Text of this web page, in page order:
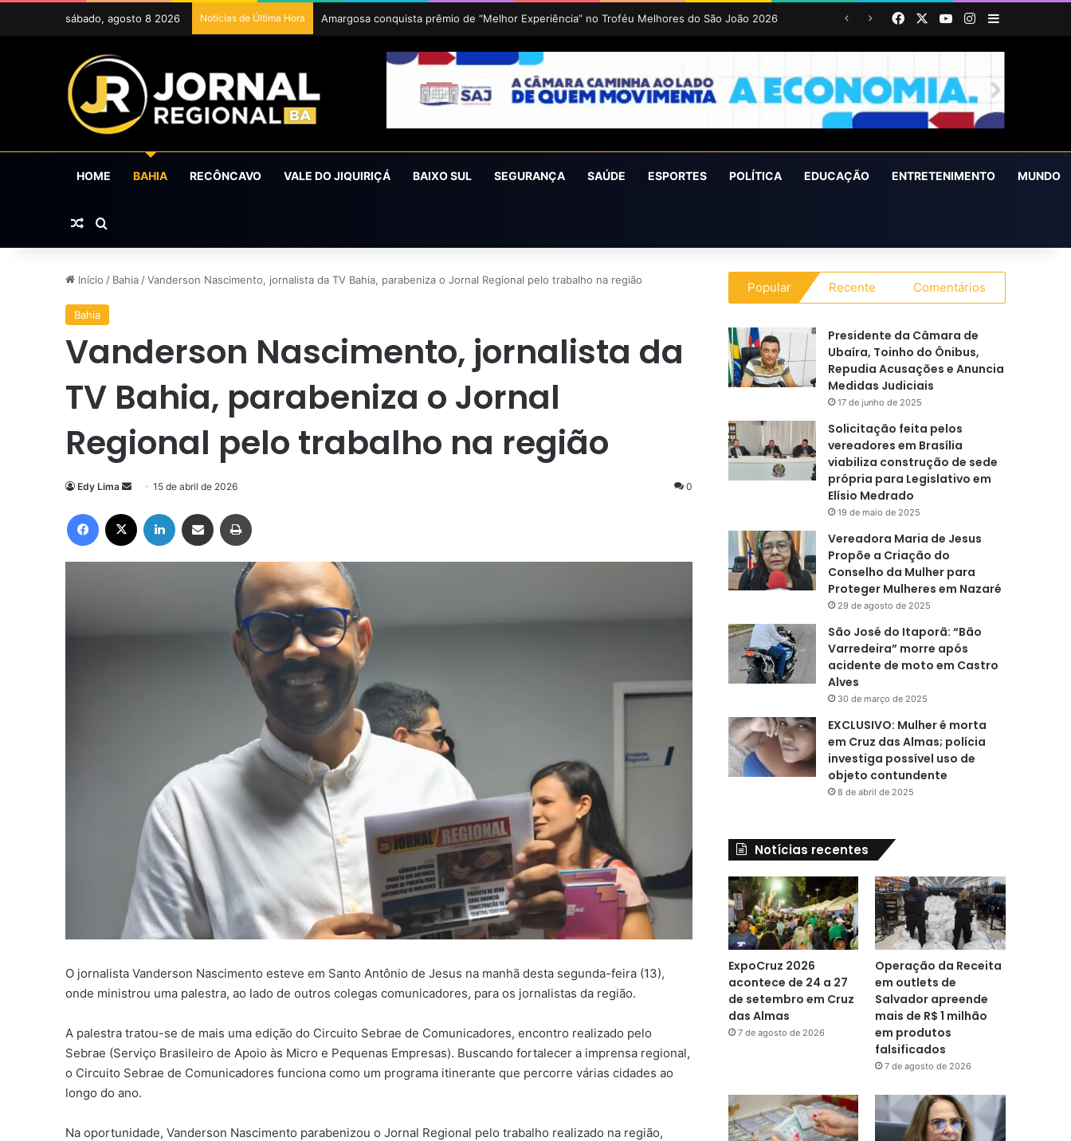
sábado, agosto 8 2026 Notícias de Última Hora ExpoCruz 2026 acontece de 24 a 27 de setembro em Cruz das Almas FacebookYouTubeInstagram
Barra
HOME BAHIA RECÔNCAVO VALE DO JIQUIRIÇÁ BAIXO SUL SEGURANÇA SAÚDE ESPORTES POLÍTICA EDUCAÇÃO ENTRETENIMENTO MUNDO
Artigo aleatório
Procurar por
Início / Bahia / Vanderson Nascimento, jornalista da TV Bahia, parabeniza o Jornal Regional pelo trabalho na região
Bahia
Vanderson Nascimento, jornalista da
TV Bahia, parabeniza o Jornal
Regional pelo trabalho na região
Edy Lima
Mande
e-
mail
15 de abril de 2026 0
Facebook Linkedin Compartilhar via e-mail
O jornalista Vanderson Nascimento esteve em Santo Antônio de Jesus na manhã desta segunda-feira (13),
onde ministrou uma palestra, ao lado de outros colegas comunicadores, para os jornalistas da região.
A palestra tratou-se de mais uma edição do Circuito Sebrae de Comunicadores, encontro realizado pelo
Sebrae (Serviço Brasileiro de Apoio às Micro e Pequenas Empresas). Buscando fortalecer a imprensa regional,
o Circuito Sebrae de Comunicadores funciona como um programa itinerante que percorre várias cidades ao
longo do ano.
Na oportunidade, Vanderson Nascimento parabenizou o Jornal Regional pelo trabalho realizado na região,
Popular Recente Comentários
Presidente da Câmara de
Ubaíra, Toinho do Ônibus,
Repudia Acusações e Anuncia
Medidas Judiciais
17 de junho de 2025
Solicitação feita pelos
vereadores em Brasília
viabiliza construção de sede
própria para Legislativo em
Elísio Medrado
19 de maio de 2025
Vereadora Maria de Jesus
Propõe a Criação do
Conselho da Mulher para
Proteger Mulheres em Nazaré
29 de agosto de 2025
São José do Itaporã: “Bão
Varredeira” morre após
acidente de moto em Castro
Alves
30 de março de 2025
EXCLUSIVO: Mulher é morta
em Cruz das Almas; polícia
investiga possível uso de
objeto contundente
8 de abril de 2025
Notícias recentes
ExpoCruz 2026
acontece de 24 a 27
de setembro em Cruz
das Almas
7 de agosto de 2026
Operação da Receita
em outlets de
Salvador apreende
mais de R$ 1 milhão
em produtos
falsificados
7 de agosto de 2026